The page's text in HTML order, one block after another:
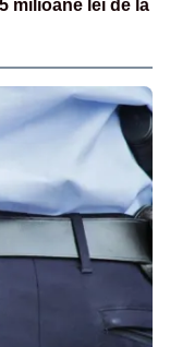
milioane lei de la